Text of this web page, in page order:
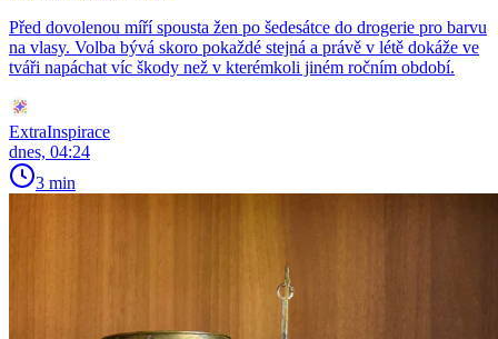
Před dovolenou míří spousta žen po šedesátce do drogerie pro barvu
na vlasy. Volba bývá skoro pokaždé stejná a právě v létě dokáže ve
tváři napáchat víc škody než v kterémkoli jiném ročním období.
ExtraInspirace
dnes, 04:24
3 min